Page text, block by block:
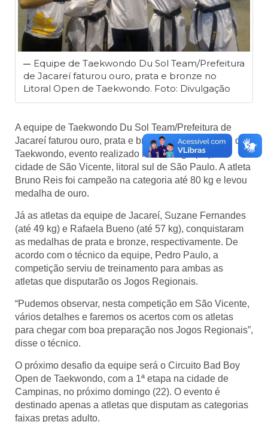
Equipe de Taekwondo Du Sol Team/Prefeitura
de Jacareí faturou ouro, prata e bronze no
Litoral Open de Taekwondo. Foto: Divulgação
A equipe de Taekwondo Du Sol Team/Prefeitura de
Jacareí faturou ouro, prata e bronze no Litoral Open de
Taekwondo, evento realizado no domingo (15), na
cidade de São Vicente, litoral sul de São Paulo. A atleta
Bruno Reis foi campeão na categoria até 80 kg e levou
medalha de ouro.
Já as atletas da equipe de Jacareí, Suzane Fernandes
(até 49 kg) e Rafaela Bueno (até 57 kg), conquistaram
as medalhas de prata e bronze, respectivamente. De
acordo com o técnico da equipe, Pedro Paulo, a
competição serviu de treinamento para ambas as
atletas que disputarão os Jogos Regionais.
“Pudemos observar, nesta competição em São Vicente,
vários detalhes e faremos os acertos com os atletas
para chegar com boa preparação nos Jogos Regionais”,
disse o técnico.
O próximo desafio da equipe será o Circuito Bad Boy
Open de Taekwondo, com a 1ª etapa na cidade de
Campinas, no próximo domingo (22). O evento é
destinado apenas a atletas que disputam as categorias
faixas pretas adulto.